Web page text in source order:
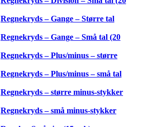
Regnekryds – Gange – Større tal
Regnekryds – Gange – Små tal (20
Regnekryds – Plus/minus – større
Regnekryds – Plus/minus – små tal
Regnekryds – større minus-stykker
Regnekryds – små minus-stykker